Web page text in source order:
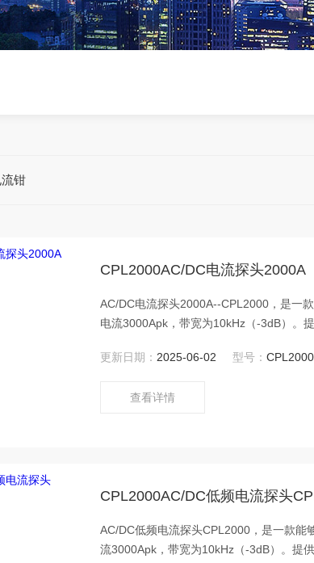
钳
CPL2000AC/DC电流探头2000A
AC/DC电流探头2000A--CPL2000，是一
电流3000Apk，带宽为10kHz（-3dB）。
更新日期： 2025-06-02 型号：CPL2000
查看详情
CPL2000AC/DC低频电流探头
AC/DC低频电流探头CPL2000，是一款
流3000Apk，带宽为10kHz（-3dB）。提